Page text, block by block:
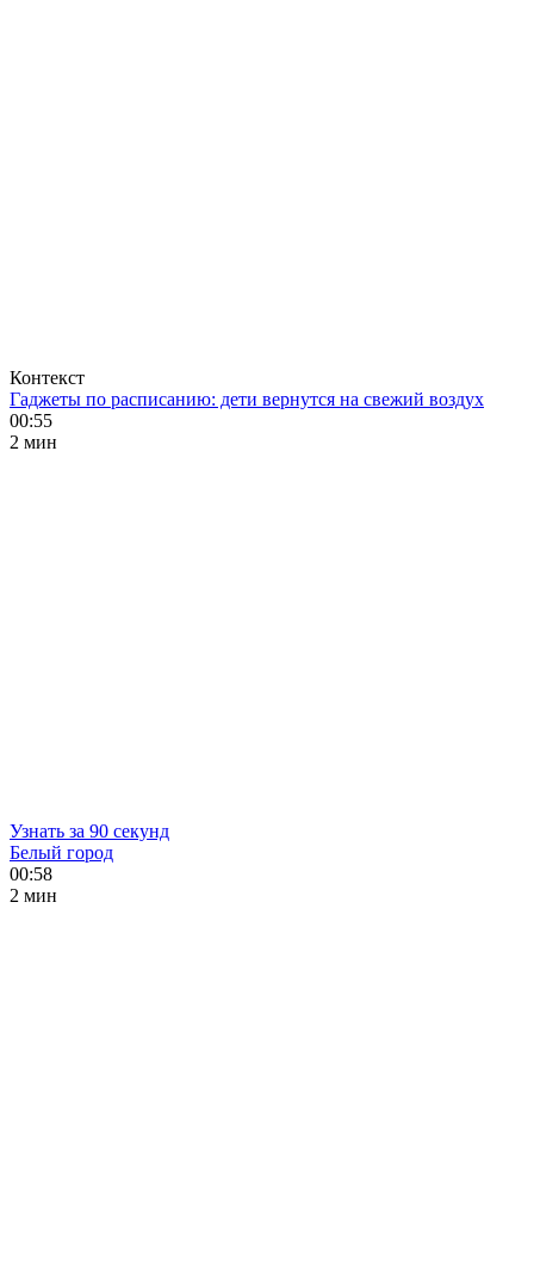
Контекст
Гаджеты по расписанию: дети вернутся на свежий воздух
00:55
2 мин
Узнать за 90 секунд
Белый город
00:58
2 мин